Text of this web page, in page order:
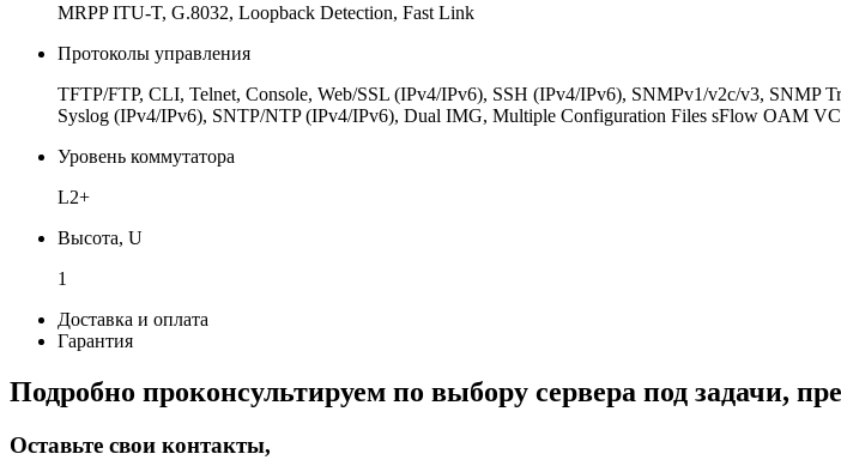
MRPP ITU-T, G.8032, Loopback Detection, Fast Link
Протоколы управления
TFTP/FTP, CLI, Telnet, Console, Web/SSL (IPv4/IPv6), SSH (IPv4/IPv6), SNMPv1/v2c/v3,
Syslog (IPv4/IPv6), SNTP/NTP (IPv4/IPv6), Dual IMG, Multiple Configuration Files sFlow OAM
Уровень коммутатора
L2+
Высота, U
1
Доставка и оплата
Гарантия
Подробно проконсультируем по выбору сервера под задачи,
Оставьте свои контакты,